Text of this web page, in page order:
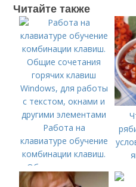
Читайте также
Работа на
клавиатуре обучение
комбинации клавиш.
Общие сочетания
горячих клавиш